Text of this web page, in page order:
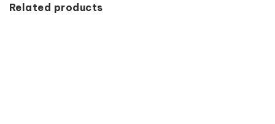
Related products